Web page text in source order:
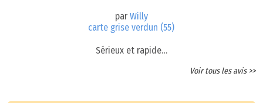
par Willy
carte grise verdun (55)
Sérieux et rapide…
Voir tous les avis >>